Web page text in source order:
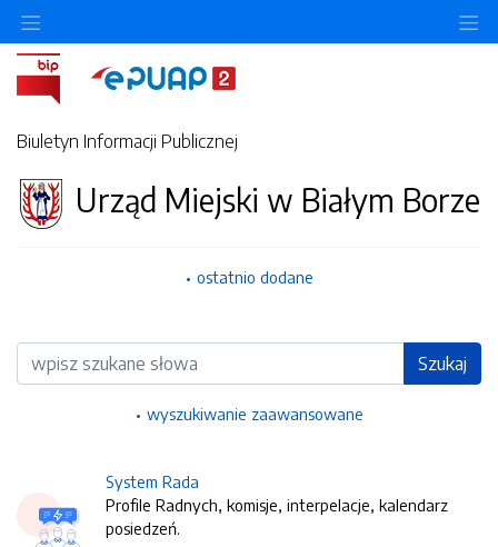
Biuletyn Informacji Publicznej
Urząd Miejski w Białym Borze
ostatnio dodane
Wyszukiwarka Szukaj
wyszukiwanie zaawansowane
System Rada
Profile Radnych, komisje, interpelacje, kalendarz
posiedzeń.